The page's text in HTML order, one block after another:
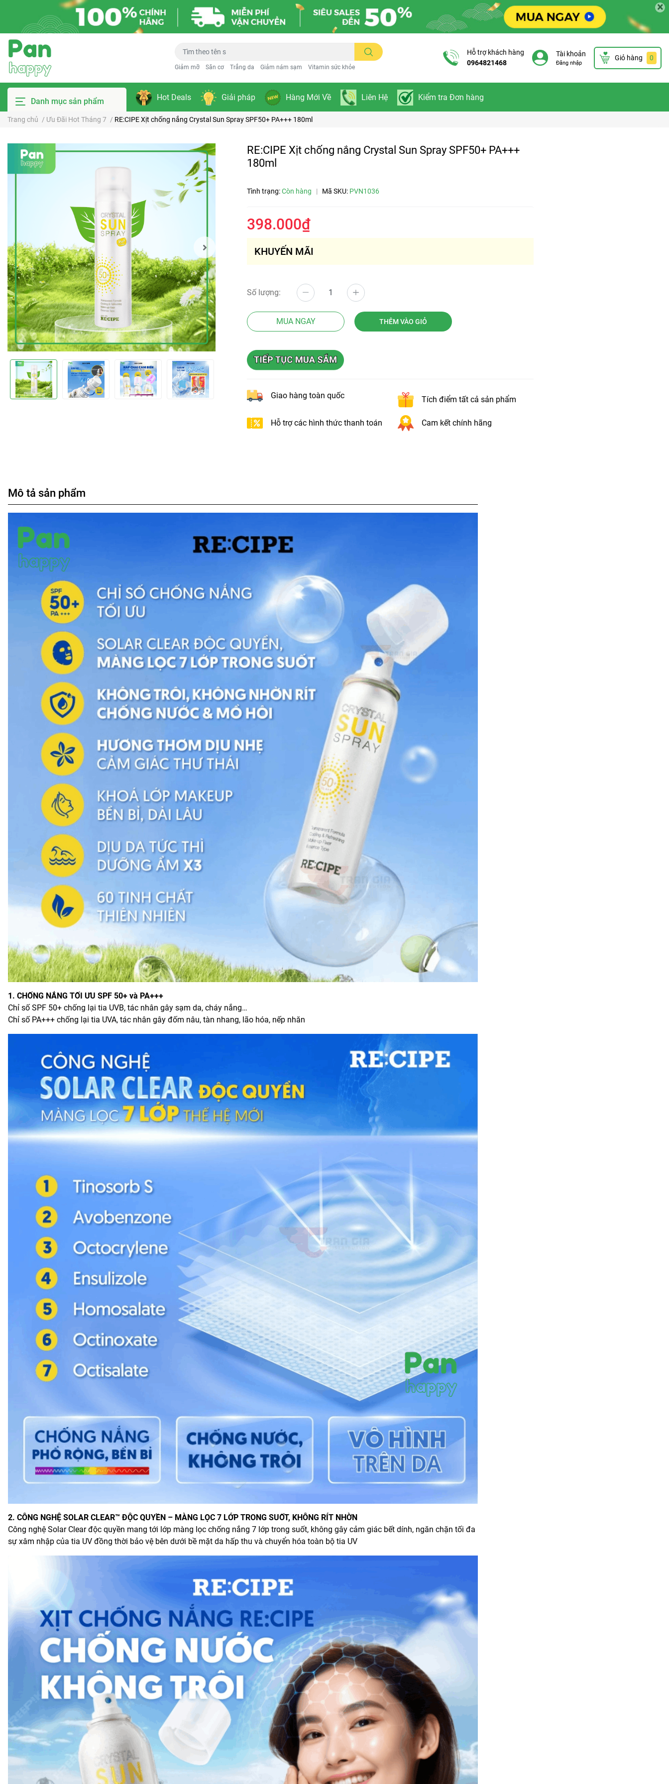
×
Giảm mỡ Săn cơ Trắng da Giảm nám sạm Vitamin sức khỏe
Hỗ trợ khách hàng
0964821468
Tài khoản
Đăng nhập
Giỏ hàng 0
Danh mục sản phẩm Hot Deals Giải pháp Hàng Mới Về Liên Hệ Kiểm tra Đơn hàng
Trang chủ / Ưu Đãi Hot Tháng 7 / RE:CIPE Xịt chống nắng Crystal Sun Spray SPF50+ PA+++ 180ml
RE:CIPE Xịt chống nắng Crystal Sun Spray SPF50+ PA+++
180ml
Tình trạng:Còn hàng | Mã SKU: PVN1036
398.000₫
KHUYẾN MÃI
Số lượng:
MUA NGAY THÊM VÀO GIỎ
Giao hàng toàn quốc Tích điểm tất cả sản phẩm
Hỗ trợ các hình thức thanh toán Cam kết chính hãng
Mô tả sản phẩm
1. CHỐNG NẮNG TỐI ƯU SPF 50+ và PA+++
Chỉ số SPF 50+ chống lại tia UVB, tác nhân gây sạm da, cháy nắng…
Chỉ số PA+++ chống lại tia UVA, tác nhân gây đốm nâu, tàn nhang, lão hóa, nếp nhăn
2. CÔNG NGHỆ SOLAR CLEAR™ ĐỘC QUYỀN – MÀNG LỌC 7 LỚP TRONG SUỐT, KHÔNG RÍT NHỜN
Công nghệ Solar Clear độc quyền mang tới lớp màng lọc chống nắng 7 lớp trong suốt, không gây cảm giác bết dính, ngăn chặn tối đa
sự xâm nhập của tia UV đồng thời bảo vệ bên dưới bề mặt da hấp thu và chuyển hóa toàn bộ tia UV